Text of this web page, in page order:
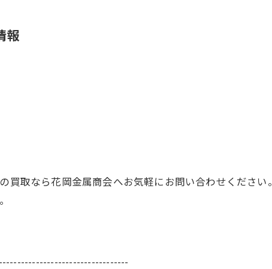
報
買取なら花岡金属商会へお気軽にお問い合わせください。